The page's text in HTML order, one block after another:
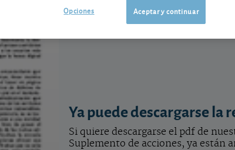
Ya puede descargarse la
Si quiere descargarse el pdf de
Suplemento de acciones, ya están
Aceptar y continuar
Opciones